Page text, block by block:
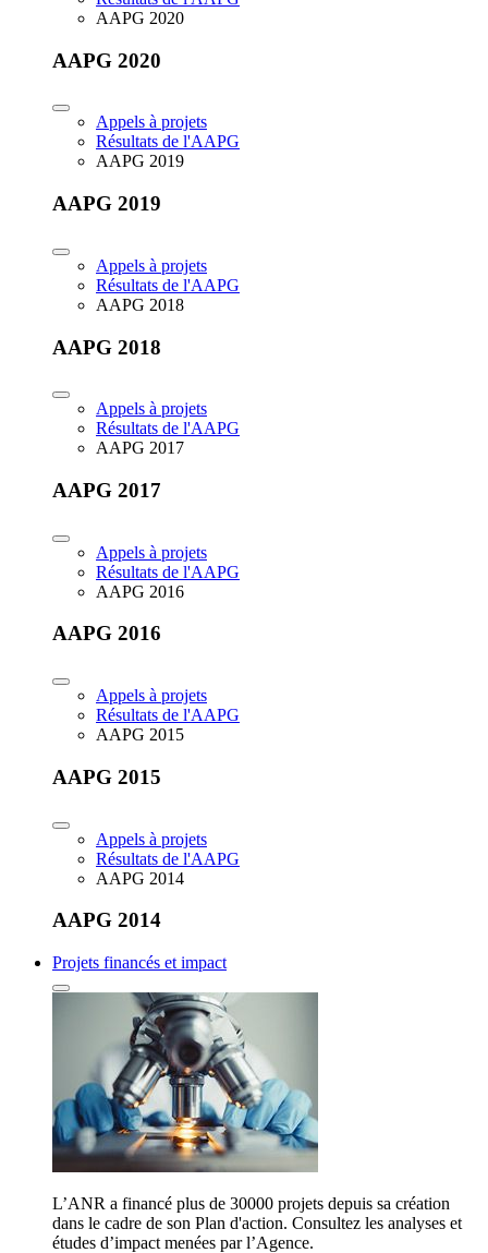
AAPG 2020
AAPG 2020
Appels à projets
Résultats de l'AAPG
AAPG 2019
AAPG 2019
Appels à projets
Résultats de l'AAPG
AAPG 2018
AAPG 2018
Appels à projets
Résultats de l'AAPG
AAPG 2017
AAPG 2017
Appels à projets
Résultats de l'AAPG
AAPG 2016
AAPG 2016
Appels à projets
Résultats de l'AAPG
AAPG 2015
AAPG 2015
Appels à projets
Résultats de l'AAPG
AAPG 2014
AAPG 2014
Projets financés et impact
L’ANR a financé plus de 30000 projets depuis sa création
dans le cadre de son Plan d'action. Consultez les analyses et
études d’impact menées par l’Agence.